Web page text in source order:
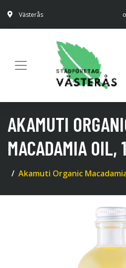
Västerås
AKAMUTI
MACADAMIA OIL,
Akamuti Organic